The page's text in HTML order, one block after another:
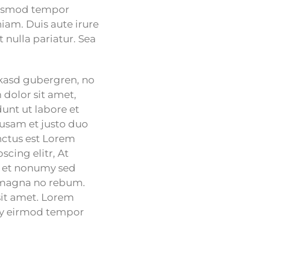
tempor
Duis aute irure
pariatur. Sea
gubergren, no
dolor sit amet,
ut labore et
et justo duo
est Lorem
elitr, At
nonumy sed
no rebum.
amet. Lorem
eirmod tempor